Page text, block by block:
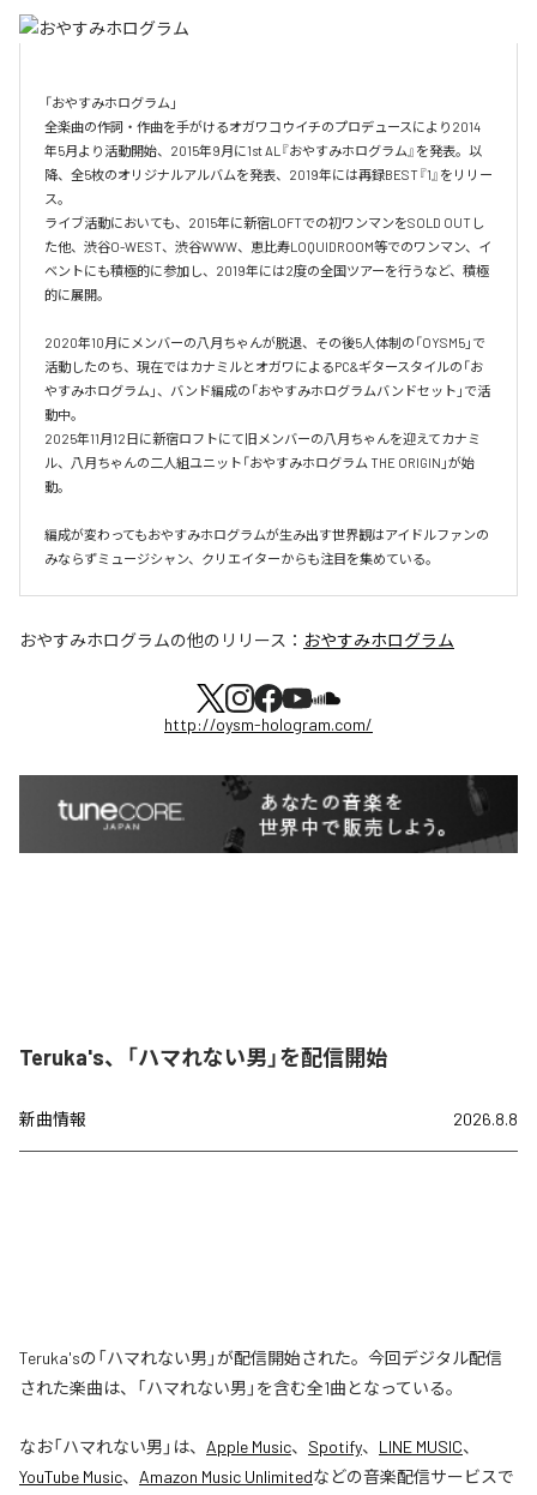
「おやすみホログラム」
全楽曲の作詞・作曲を⼿がけるオガワコウイチのプロデュースにより2014
年5⽉より活動開始、2015年9⽉に1st AL『おやすみホログラム』を発表。以
降、全5枚のオリジナルアルバムを発表、2019年には再録BEST『1』をリリー
ス。
ライブ活動においても、2015年に新宿LOFTでの初ワンマンをSOLD OUTし
た他、渋⾕O-WEST、渋⾕WWW、恵⽐寿LOQUIDROOM等でのワンマン、イ
ベントにも積極的に参加し、2019年には2度の全国ツアーを⾏うなど、積極
的に展開。
2020年10月にメンバーの八月ちゃんが脱退、その後5人体制の「OYSM5」で
活動したのち、現在ではカナミルとオガワによるPC&ギタースタイルの「お
やすみホログラム」、バンド編成の「おやすみホログラムバンドセット」で活
動中。
2025年11月12日に新宿ロフトにて旧メンバーの八月ちゃんを迎えてカナミ
ル、八月ちゃんの二人組ユニット「おやすみホログラム THE ORIGIN」が始
動。
編成が変わってもおやすみホログラムが⽣み出す世界観はアイドルファンの
おやすみホログラムの他のリリース： おやすみホログラム
http://oysm-hologram.com/
Teruka's、「ハマれない男」を配信開始
新曲情報 2026.8.8
Teruka'sの「ハマれない男」が配信開始された。今回デジタル配信
された楽曲は、「ハマれない男」を含む全1曲となっている。
なお「ハマれない男 」は、 Apple Music、 Spotify、 LINE MUSIC、
YouTube Music、 Amazon Music Unlimitedなどの音楽配信サービスで